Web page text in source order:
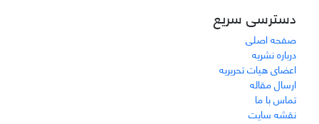
دسترسی سریع
صفحه اصلی
درباره نشریه
اعضای هیات تحریریه
ارسال مقاله
تماس با ما
نقشه سایت